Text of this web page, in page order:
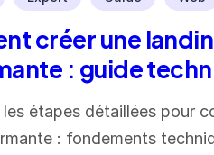
créer une
: guide
étapes détaillées pour
: fondements